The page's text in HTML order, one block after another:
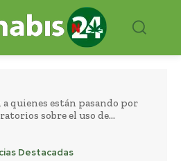
quienes están pasando por
sobre el uso de...
Destacadas